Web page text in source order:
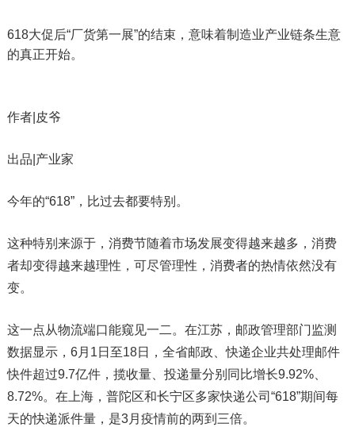
618大促后“厂货第一展”的结束，意味着制造业产业链条生意
的真正开始。
作者|皮爷
出品|产业家
今年的“618”，比过去都要特别。
这种特别来源于，消费节随着市场发展变得越来越多，消费
者却变得越来越理性，可尽管理性，消费者的热情依然没有
变。
这一点从物流端口能窥见一二。在江苏，邮政管理部门监测
数据显示，6月1日至18日，全省邮政、快递企业共处理邮件
快件超过9.7亿件，揽收量、投递量分别同比增长9.92%、
8.72%。在上海，普陀区和长宁区多家快递公司“618”期间每
天的快递派件量，是3月疫情前的两到三倍。